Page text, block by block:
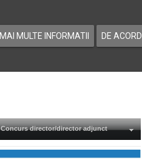
MAI MULTE INFORMATII DE ACORD
Concurs director/director adjunct